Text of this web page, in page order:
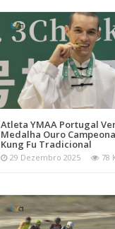
Atleta YMAA Portugal
Medalha Ouro
Kung Fu Tradicional
29 Dezembro 2025 78